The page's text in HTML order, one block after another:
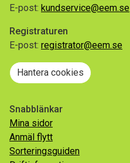
E-post: kundservice@eem.se
Registraturen
E-post: registrator@eem.se
Hantera cookies
Snabblänkar
Mina sidor
Anmäl flytt
Sorteringsguiden